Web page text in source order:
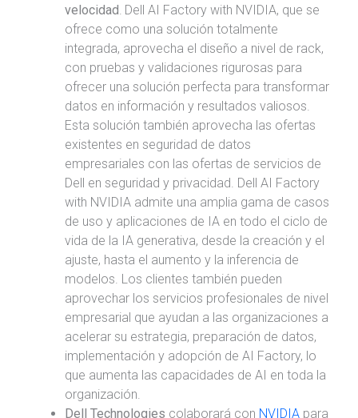
velocidad. Dell AI Factory with NVIDIA, que se
ofrece como una solución totalmente
integrada, aprovecha el diseño a nivel de rack,
con pruebas y validaciones rigurosas para
ofrecer una solución perfecta para transformar
datos en información y resultados valiosos.
Esta solución también aprovecha las ofertas
existentes en seguridad de datos
empresariales con las ofertas de servicios de
Dell en seguridad y privacidad. Dell AI Factory
with NVIDIA admite una amplia gama de casos
de uso y aplicaciones de IA en todo el ciclo de
vida de la IA generativa, desde la creación y el
ajuste, hasta el aumento y la inferencia de
modelos. Los clientes también pueden
aprovechar los servicios profesionales de nivel
empresarial que ayudan a las organizaciones a
acelerar su estrategia, preparación de datos,
implementación y adopción de AI Factory, lo
que aumenta las capacidades de AI en toda la
organización.
Dell Technologies colaborará con NVIDIApara